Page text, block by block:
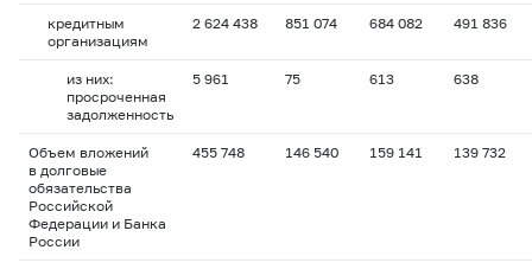
кредитным
организациям
2 624 438 851 074 684 082 491 836
из них:
просроченная
задолженность
5 961 75 613 638
Объем вложений
в долговые
обязательства
Российской
Федерации и Банка
России
455 748 146 540 159 141 139 732